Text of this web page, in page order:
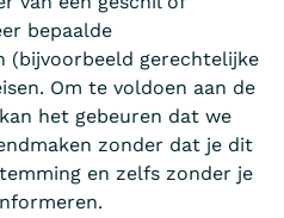
bepaalde
(bijvoorbeeld gerechtelijke
Om te voldoen aan de
het gebeuren dat we
zonder dat je dit
en zelfs zonder je